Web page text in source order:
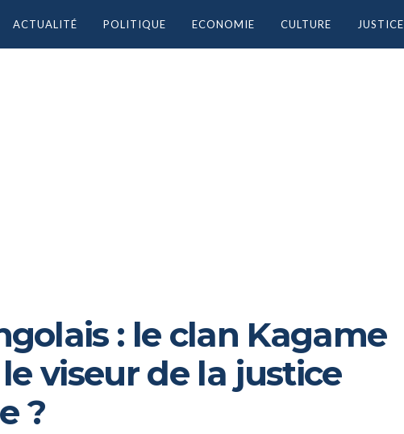
ACTUALITÉ POLITIQUE ECONOMIE CULTURE JUSTICE
: le clan Kagame
viseur de la justice
?